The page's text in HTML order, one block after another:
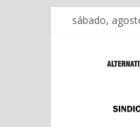
Saltarsábado,
ADS